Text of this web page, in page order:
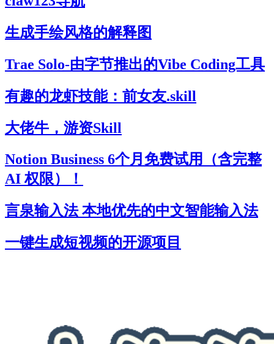
生成手绘风格的解释图
Trae Solo-由字节推出的Vibe Coding工具
有趣的龙虾技能：前女友.skill
大佬牛，游资Skill
Notion Business 6个月免费试用（含完整
AI 权限）！
言泉输入法 本地优先的中文智能输入法
一键生成短视频的开源项目